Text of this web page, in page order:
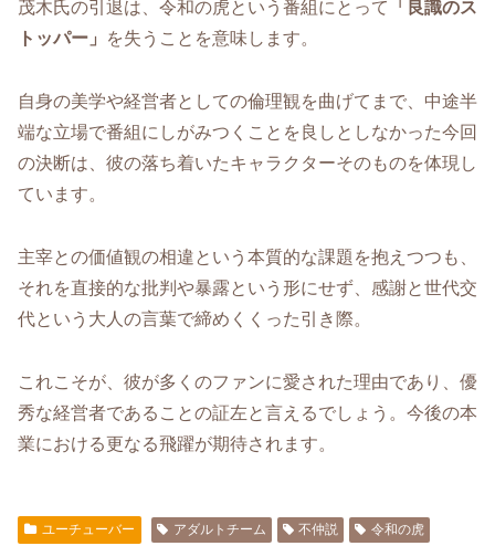
茂木氏の引退は、令和の虎という番組にとって
「良識のス
トッパー」
を失うことを意味します。
自身の美学や経営者としての倫理観を曲げてまで、中途半
端な立場で番組にしがみつくことを良しとしなかった今回
の決断は、彼の落ち着いたキャラクターそのものを体現し
ています。
主宰との価値観の相違という本質的な課題を抱えつつも、
それを直接的な批判や暴露という形にせず、感謝と世代交
代という大人の言葉で締めくくった引き際。
これこそが、彼が多くのファンに愛された理由であり、優
秀な経営者であることの証左と言えるでしょう。今後の本
業における更なる飛躍が期待されます。
ユーチューバー アダルトチーム 不仲説
令和の虎